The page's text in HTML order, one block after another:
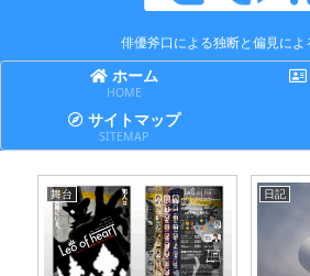
俳優斧口による独断と偏見によ
ホーム
HOME
サイトマップ
SITEMAP
舞台 日記